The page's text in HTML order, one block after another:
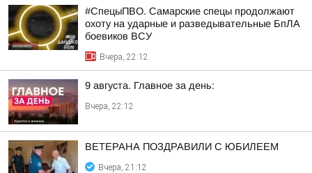
#СпецыПВО. Самарские спецы продолжают
охоту на ударные и разведывательные БпЛА
боевиков ВСУ
Вчера, 22:12
9 августа. Главное за день:
Вчера, 22:12
ВЕТЕРАНА ПОЗДРАВИЛИ С ЮБИЛЕЕМ
Вчера, 21:12